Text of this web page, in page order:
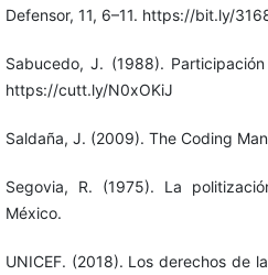
Defensor, 11, 6–11. https://bit.ly/
Sabucedo, J. (1988).
https://cutt.ly/N0xOKiJ
Saldaña, J. (2009). The Coding
Segovia, R. (1975). La
México.
UNICEF. (2018). Los derechos de